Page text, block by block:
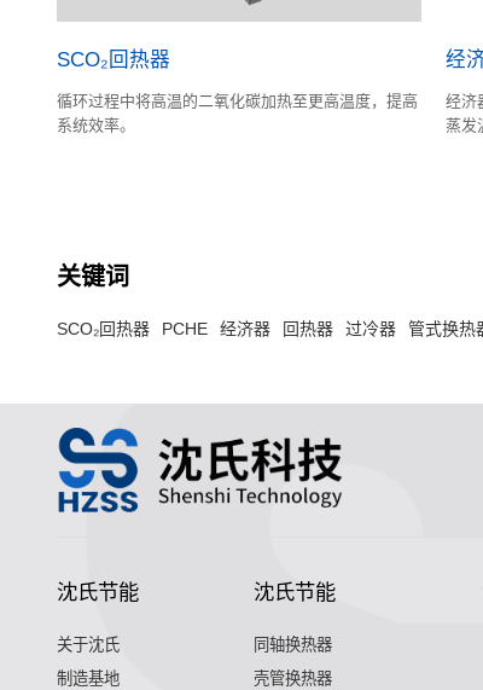
SCO₂回热器
循环过程中将高温的二氧化碳加热至更高温度，提高
系统效率。
经
经济
蒸发
关键词
SCO₂回热器 PCHE 经济器 回热器 过冷器 管式换热
沈氏节能
关于沈氏
制造基地
沈氏节能
同轴换热器
壳管换热器